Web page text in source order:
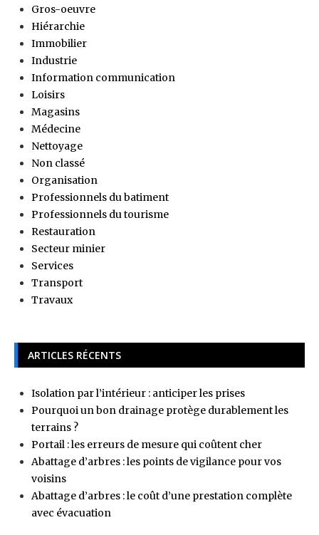
Gros-oeuvre
Hiérarchie
Immobilier
Industrie
Information communication
Loisirs
Magasins
Médecine
Nettoyage
Non classé
Organisation
Professionnels du batiment
Professionnels du tourisme
Restauration
Secteur minier
Services
Transport
Travaux
ARTICLES RÉCENTS
Isolation par l’intérieur : anticiper les prises
Pourquoi un bon drainage protège durablement les
terrains ?
Portail : les erreurs de mesure qui coûtent cher
Abattage d’arbres : les points de vigilance pour vos
voisins
Abattage d’arbres : le coût d’une prestation complète
avec évacuation